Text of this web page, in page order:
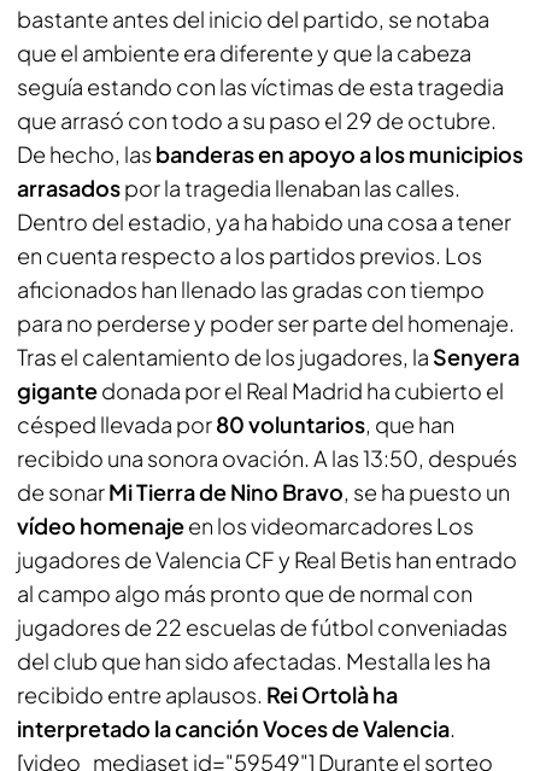
bastante antes del inicio del partido, se notaba
que el ambiente era diferente y que la cabeza
seguía estando con las víctimas de esta tragedia
que arrasó con todo a su paso el 29 de octubre.
De hecho, las banderas en apoyo a los municipios
arrasadospor la tragedia llenaban las calles.
Dentro del estadio, ya ha habido una cosa a tener
en cuenta respecto a los partidos previos. Los
aficionados han llenado las gradas con tiempo
para no perderse y poder ser parte del homenaje.
Tras el calentamiento de los jugadores, la Senyera
gigantedonada por el Real Madrid ha cubierto el
césped llevada por80 voluntarios, que han
recibido una sonora ovación. A las 13:50, después
de sonarMi Tierrade Nino Bravo, se ha puesto un
vídeo homenajeen los videomarcadores Los
jugadores de Valencia CF y Real Betis han entrado
al campo algo más pronto que de normal con
jugadores de 22 escuelas de fútbol conveniadas
del club que han sido afectadas. Mestalla les ha
recibido entre aplausos. Rei Ortolà ha
interpretado la canciónVoces de Valencia.
[video_mediaset id="59549"] Durante el sorteo